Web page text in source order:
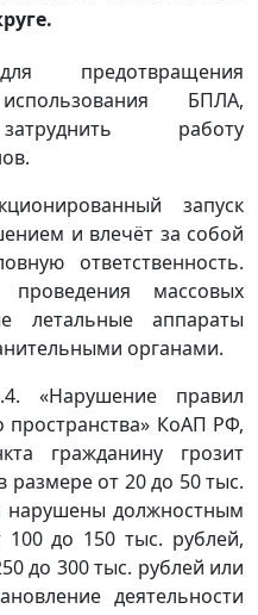
предотвращения
БПЛА,
работу
запуск
и влечёт за собой
ответственность.
массовых
летальные аппараты
органами.
«Нарушение правил
пространства» КоАП РФ,
гражданину грозит
от 20 до 50 тыс.
нарушены должностным
до 150 тыс. рублей,
до 300 тыс. рублей или
деятельности